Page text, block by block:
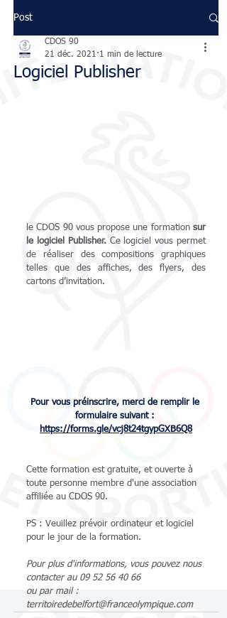
Post
Logiciel Publisher
CDOS 90
21 déc. 2021 1 min de lecture
le CDOS 90 vous propose une formation sur
le logiciel Publisher. Ce logiciel vous permet
de réaliser des compositions graphiques
telles que des affiches, des flyers, des
cartons d’invitation.
Pour vous préinscrire, merci de remplir le
formulaire suivant :
https://forms.gle/vcj8t24tgypGXB6Q8
Cette formation est gratuite, et ouverte à
toute personne membre d'une association
affiliée au CDOS 90.
PS : Veuillez prévoir ordinateur et logiciel
pour le jour de la formation.
Pour plus d'informations, vous pouvez nous
contacter au 09 52 56 40 66
ou par mail :
territoiredebelfort@franceolympique.com